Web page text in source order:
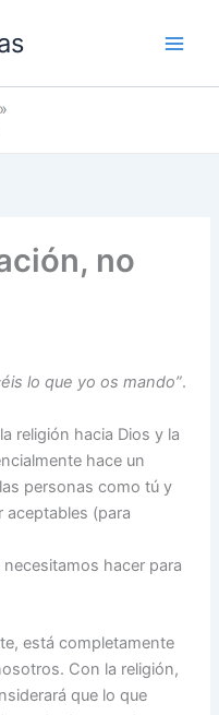
no
lo que yo os mando”.
religión hacia Dios y la
hace un
personas como tú y
aceptables (para
hacer para
está completamente
Con la religión,
que lo que